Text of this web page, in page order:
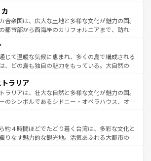
を参照してほしい。
そのまま残る町や、スイスならではのユニークな
あり、アルプス観光だけでなく町歩きも満喫する
きる。国民の所得が高いため物価も高いが、旅行
費無料で観光を楽しむこともできる。 なお、新
ス情報はコンテンツ一覧 を参照してほしい。
合衆国は、広大な土地と多様な文化が魅力の国。
都市部から西海岸のカリフォルニアまで、訪れる
巨大都市は、観光、ショッピング、エンターテイ
が詰まった刺激的なスポットだ。一方、アメリカ
大自然が広がり、グランドキャニオンやイエロー
ーオーリンズでは、音楽と美食が融合した独特の
力。旅行者はアメリカの各地域で異なる魅力を楽
ら、その多様性と豊かな歴史を感じることができ
沢な旅のスタイルだ。 なお、新着のアメリカ
コンテンツ一覧を参照してほしい。
じて温暖な気候に恵まれ、多くの島で構成される
、どの島も独自の魅力をもっている。大自然の神
見逃せない。また、定番の観光地といえばオアフ
静かな自然を求めるならマウイ島やカウアイ島が
。エメラルドグリーンに輝く海をはじめ、豊かな
てなしの心で訪れる人々を迎えてくれるハワイの
いしいローカルフードやハワイアンミュージッ
的なフラダンスなど、すべてがハワイの魅力を彩
味わってほしい。 なお、新着のハワイ情報
ラリア
ラリアは、壮大な自然と多様な文化が魅力の国。
のシンボルであるシドニー・オペラハウス、オー
フや大陸中央部にそびえるウルル（エアーズロッ
スマニアの美しい原生林やケアンズの熱帯雨林な
ころがたくさん。また、カフェやワイン、オージ
クティビティも充実しており、サーフィンやダイ
約４時間ほどでたどり着く台湾は、多彩な文化と
りなす魅力的な観光地。活気あふれる大都市の台
ひつな山岳地帯である台湾東部など、都市の喧騒